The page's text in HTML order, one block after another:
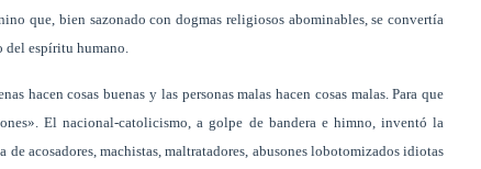
que, bien sazonado con dogmas religiosos abominables, se convertía
espíritu humano.
hacen cosas buenas y las personas malas hacen cosas malas. Para que
El nacional-catolicismo, a golpe de bandera e himno, inventó la
acosadores, machistas, maltratadores, abusones lobotomizados idiotas